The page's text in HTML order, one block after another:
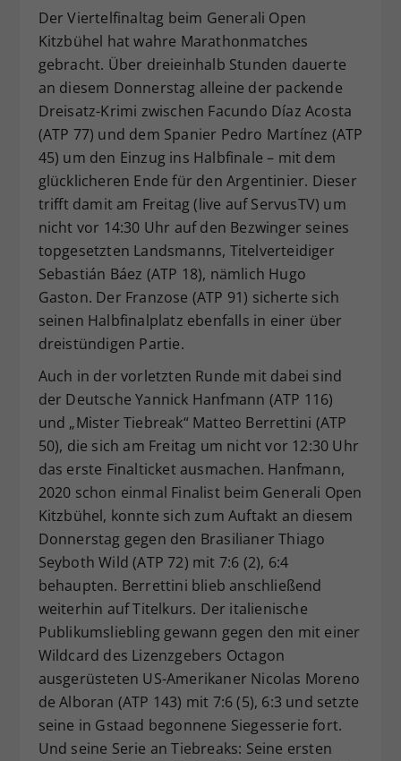
Der Viertelfinaltag beim Generali Open
Kitzbühel hat wahre Marathonmatches
gebracht. Über dreieinhalb Stunden dauerte
an diesem Donnerstag alleine der packende
Dreisatz-Krimi zwischen Facundo Díaz Acosta
(ATP 77) und dem Spanier Pedro Martínez (ATP
45) um den Einzug ins Halbfinale – mit dem
glücklicheren Ende für den Argentinier. Dieser
trifft damit am Freitag (live auf ServusTV) um
nicht vor 14:30 Uhr auf den Bezwinger seines
topgesetzten Landsmanns, Titelverteidiger
Sebastián Báez (ATP 18), nämlich Hugo
Gaston. Der Franzose (ATP 91) sicherte sich
seinen Halbfinalplatz ebenfalls in einer über
dreistündigen Partie.
Auch in der vorletzten Runde mit dabei sind
der Deutsche Yannick Hanfmann (ATP 116)
und „Mister Tiebreak“ Matteo Berrettini (ATP
50), die sich am Freitag um nicht vor 12:30 Uhr
das erste Finalticket ausmachen. Hanfmann,
2020 schon einmal Finalist beim Generali Open
Kitzbühel, konnte sich zum Auftakt an diesem
Donnerstag gegen den Brasilianer Thiago
Seyboth Wild (ATP 72) mit 7:6 (2), 6:4
behaupten. Berrettini blieb anschließend
weiterhin auf Titelkurs. Der italienische
Publikumsliebling gewann gegen den mit einer
Wildcard des Lizenzgebers Octagon
ausgerüsteten US-Amerikaner Nicolas Moreno
de Alboran (ATP 143) mit 7:6 (5), 6:3 und setzte
seine in Gstaad begonnene Siegesserie fort.
Und seine Serie an Tiebreaks: Seine ersten
Zweck
Dieser Wert speichert Ihre Consent-
Einstellungen. Unter anderem eine
zufällig generierte ID, für die
historische Speicherung Ihrer
vorgenommen Einstellungen, falls der
Webseiten-Betreiber dies eingestellt
hat.